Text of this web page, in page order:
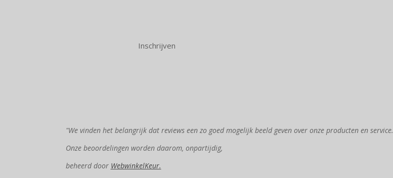
Inschrijven
"We vinden het belangrijk dat reviews een zo goed mogelijk beeld geven over onze producten en service.
Onze beoordelingen worden daarom, onpartijdig,
beheerd door WebwinkelKeur.